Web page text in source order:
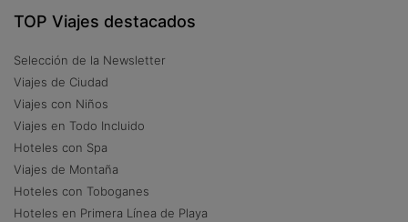
TOP Viajes destacados
Selección de la Newsletter
Viajes de Ciudad
Viajes con Niños
Viajes en Todo Incluido
Hoteles con Spa
Viajes de Montaña
Hoteles con Toboganes
Hoteles en Primera Línea de Playa